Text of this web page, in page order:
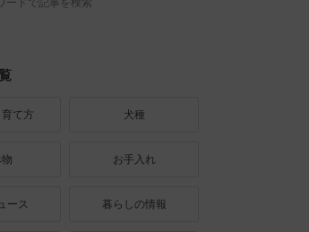
ードで記事を検索
て方 犬種
お手入れ
ース 暮らしの情報